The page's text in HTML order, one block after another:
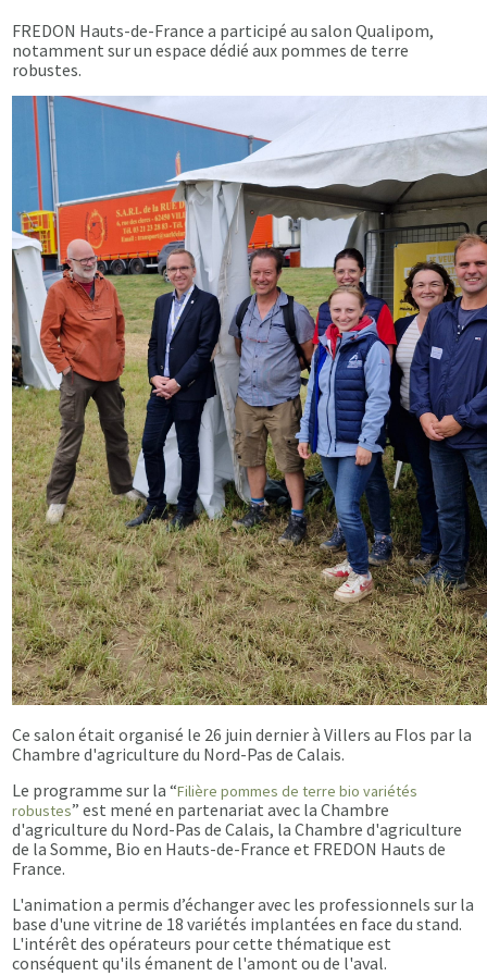
FREDON Hauts-de-France a participé au salon Qualipom,
notamment sur un espace dédié aux pommes de terre
robustes.
Ce salon était organisé le 26 juin dernier à Villers au Flos par la
Chambre d'agriculture du Nord-Pas de Calais.
Le programme sur la “Filière pommes de terre bio variétés
robustes” est mené en partenariat avec la Chambre
d'agriculture du Nord-Pas de Calais, la Chambre d'agriculture
de la Somme, Bio en Hauts-de-France et FREDON Hauts de
France.
L'animation a permis d’échanger avec les professionnels sur la
base d'une vitrine de 18 variétés implantées en face du stand.
L'intérêt des opérateurs pour cette thématique est
conséquent qu'ils émanent de l'amont ou de l'aval.